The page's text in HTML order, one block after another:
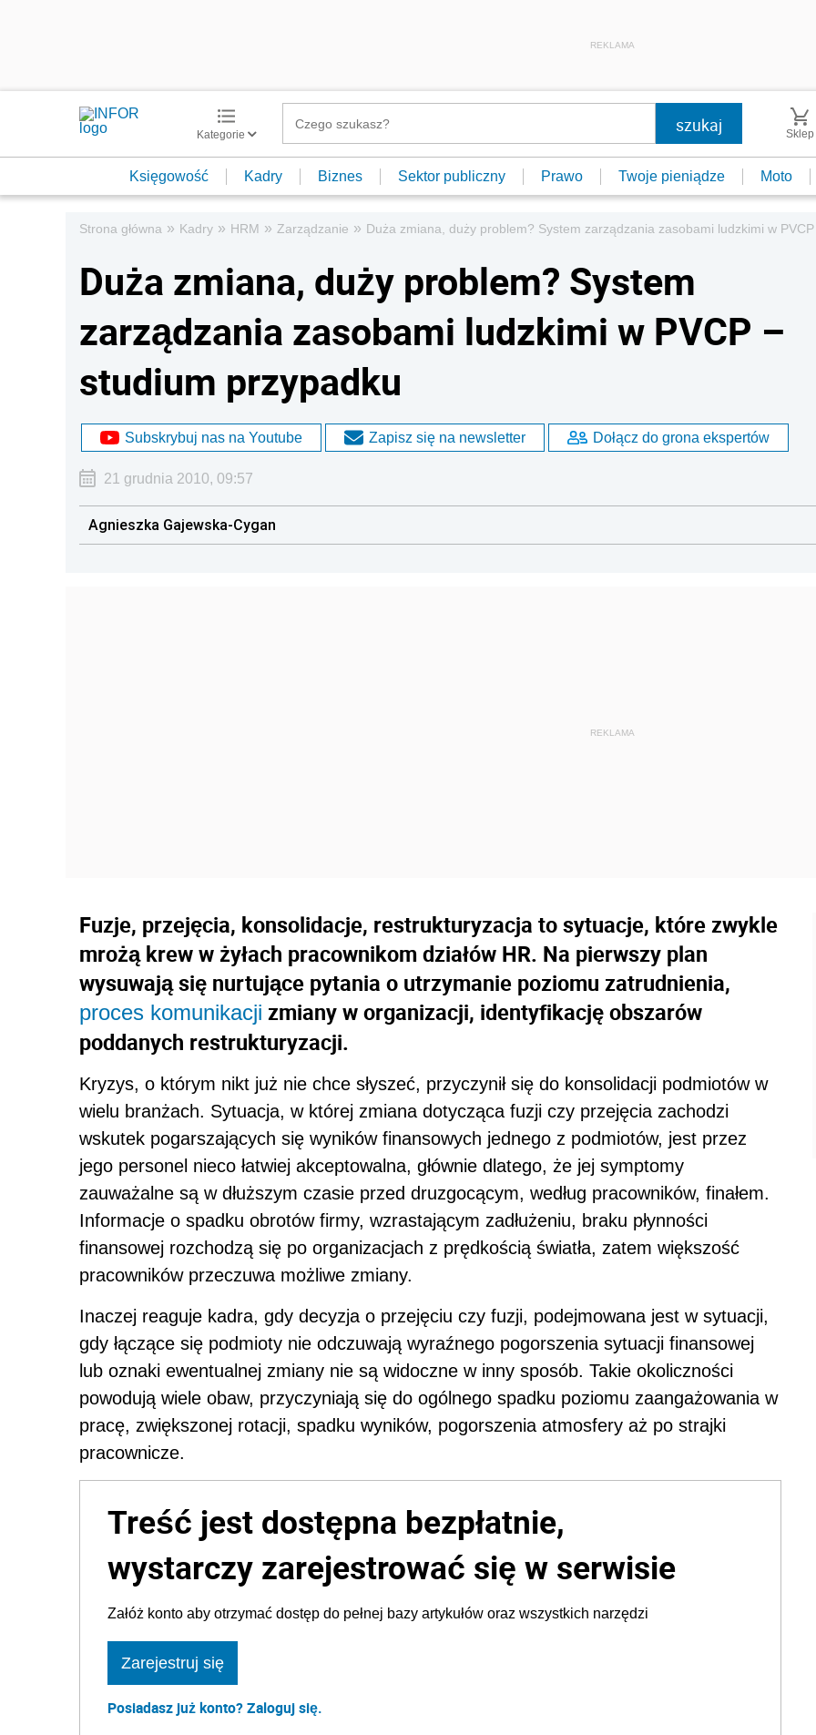
REKLAMA
Kategorie Sklep
Księgowość Kadry Biznes Sektor publiczny Prawo Twoje pieniądze Moto
Strona główna » Kadry » HRM » Zarządzanie » Duża zmiana, duży problem? System zarządzania zasobami ludzkimi w
Duża zmiana, duży problem? System
zarządzania zasobami ludzkimi w PVCP –
studium przypadku
Subskrybuj nas na Youtube Zapisz się na newsletter Dołącz do grona ekspertów
21 grudnia 2010, 09:57
Agnieszka Gajewska-Cygan
Fuzje, przejęcia, konsolidacje, restrukturyzacja to sytuacje, które zwykle
mrożą krew w żyłach pracownikom działów HR. Na pierwszy plan
wysuwają się nurtujące pytania o utrzymanie poziomu zatrudnienia,
proces komunikacji zmiany w organizacji, identyfikację obszarów
poddanych restrukturyzacji.
Kryzys, o którym nikt już nie chce słyszeć, przyczynił się do konsolidacji podmiotów w
wielu branżach. Sytuacja, w której zmiana dotycząca fuzji czy przejęcia zachodzi
wskutek pogarszających się wyników finansowych jednego z podmiotów, jest przez
jego personel nieco łatwiej akceptowalna, głównie dlatego, że jej symptomy
zauważalne są w dłuższym czasie przed druzgocącym, według pracowników, finałem.
Informacje o spadku obrotów firmy, wzrastającym zadłużeniu, braku płynności
finansowej rozchodzą się po organizacjach z prędkością światła, zatem większość
pracowników przeczuwa możliwe zmiany.
Inaczej reaguje kadra, gdy decyzja o przejęciu czy fuzji, podejmowana jest w sytuacji,
gdy łączące się podmioty nie odczuwają wyraźnego pogorszenia sytuacji finansowej
lub oznaki ewentualnej zmiany nie są widoczne w inny sposób. Takie okoliczności
powodują wiele obaw, przyczyniają się do ogólnego spadku poziomu zaangażowania w
pracę, zwiększonej rotacji, spadku wyników, pogorszenia atmosfery aż po strajki
pracownicze.
Treść jest dostępna bezpłatnie,
wystarczy zarejestrować się w serwisie
Załóż konto aby otrzymać dostęp do pełnej bazy artykułów oraz wszystkich narzędzi
Zarejestruj się
Posiadasz już konto? Zaloguj się.